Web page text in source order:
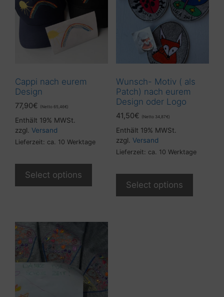
Cappi nach eurem
Design
77,90€ (Netto 65,46€)
Enthält 19% MWSt.
zzgl. Versand
Lieferzeit: ca. 10 Werktage
Select options
Wunsch- Motiv ( als
Patch) nach eurem
Design oder Logo
41,50€ (Netto 34,87€)
Enthält 19% MWSt.
zzgl. Versand
Lieferzeit: ca. 10 Werktage
Select options